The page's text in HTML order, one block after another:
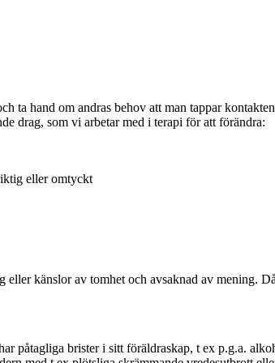
ta hand om andras behov att man tappar
drag, som vi arbetar med i terapi för att förändra:
eller omtyckt
känslor av tomhet och avsaknad av mening.
påtagliga brister i sitt föräldraskap, t ex p.g.a.